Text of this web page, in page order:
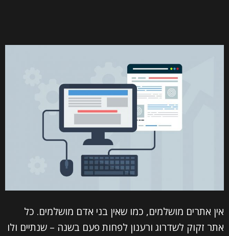
אין אתרים מושלמים, כמו שאין בני אדם מושלמים. כל
אתר זקוק לשדרוג ורענון לפחות פעם בשנה – שנתיים ולו